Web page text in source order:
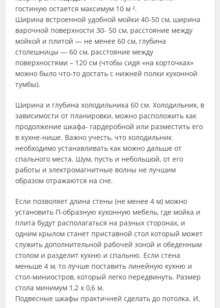
гостиную остается максимум 10 м ².
Ширина встроенной удобной мойки 40-50 см, ширина
варочной поверхности 30- 50 см, расстояние между
мойкой и плитой — не менее 60 см, глубина
столешницы — 60 см, расстояние между
поверхностями – 120 см (чтобы сидя «на корточках»
можно было что-то достать с нижней полки кухонной
тумбы).
Ширина и глубина холодильника 60 см. Холодильник, в
зависимости от планировки, можно расположить как
продолжение шкафа- гардеробной или разместить его
в кухне-нише. Важно учесть, что холодильник
необходимо устанавливать как можно дальше от
спального места. Шум, пусть и небольшой, от его
работы и электромагнитные волны не лучшим
образом отражаются на сне.
Если позволяет длина стены (не менее 4 м) можно
установить П-образную кухонную мебель, где мойка и
плита будут располагаться на разных сторонах, и
одним крылом станет приставной стол который может
служить дополнительной рабочей зоной и обеденным
столом и разделит кухню и спальню. Если стена
меньше 4 м, то лучше поставить линейную кухню и
стол-миниостров, который легко передвинуть. Размер
стола минимум 1,2 х 0,6 м.
Подвесные шкафы практичней сделать до потолка. И,